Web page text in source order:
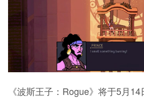
《波斯王子：Rogue》将于5月